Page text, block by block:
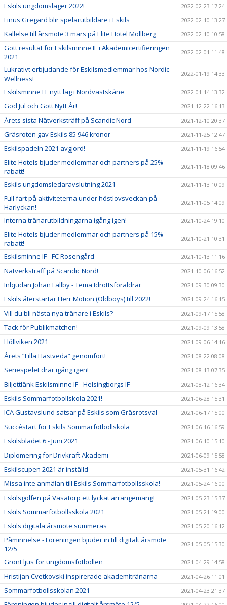
Eskils ungdomsläger 2022! 2022-02-23 17:24
Linus Gregard blir spelarutbildare i Eskils 2022-02-10 13:27
Kallelse till årsmöte 3 mars på Elite Hotel Mollberg 2022-02-10 10:58
Gott resultat för Eskilsminne IF i Akademicertifieringen
2021
2022-02-01 11:48
Lukrativt erbjudande för Eskilsmedlemmar hos Nordic
Wellness!
2022-01-19 14:33
Eskilsminne FF nytt lag i Nordvästskåne 2022-01-14 13:32
God Jul och Gott Nytt År! 2021-12-22 16:13
Årets sista Nätverksträff på Scandic Nord 2021-12-10 20:37
Gräsroten gav Eskils 85 946 kronor 2021-11-25 12:47
Eskilspadeln 2021 avgjord! 2021-11-19 16:54
Elite Hotels bjuder medlemmar och partners på 25%
rabatt!
2021-11-18 09:46
Eskils ungdomsledaravslutning 2021 2021-11-13 10:09
Full fart på aktiviteterna under höstlovsveckan på
Harlyckan!
2021-11-05 14:09
Interna tränarutbildningarna igång igen! 2021-10-24 19:10
Elite Hotels bjuder medlemmar och partners på 15%
rabatt!
2021-10-21 10:31
Eskilsminne IF - FC Rosengård 2021-10-13 11:16
Nätverksträff på Scandic Nord! 2021-10-06 16:52
Inbjudan Johan Fallby - Tema Idrottsföräldrar 2021-09-30 09:30
Eskils återstartar Herr Motion (Oldboys) till 2022! 2021-09-24 16:15
Vill du bli nästa nya tränare i Eskils? 2021-09-17 15:58
Tack för Publikmatchen! 2021-09-09 13:58
Höllviken 2021 2021-09-06 14:16
Årets ”Lilla Hästveda” genomfört! 2021-08-22 08:08
Seriespelet drar igång igen! 2021-08-13 07:35
Biljettlänk Eskilsminne IF - Helsingborgs IF 2021-08-12 16:34
Eskils Sommarfotbollskola 2021! 2021-06-28 15:31
ICA Gustavslund satsar på Eskils som Gräsrotsval 2021-06-17 15:00
Succéstart för Eskils Sommarfotbollskola 2021-06-16 16:59
Eskilsbladet 6 - Juni 2021 2021-06-10 15:10
Diplomering för Drivkraft Akademi 2021-06-09 15:58
Eskilscupen 2021 är inställd 2021-05-31 16:42
Missa inte anmälan till Eskils Sommarfotbollsskola! 2021-05-24 16:00
Eskilsgolfen på Vasatorp ett lyckat arrangemang! 2021-05-23 15:37
Eskils Sommarfotbollsskola 2021 2021-05-21 19:00
Eskils digitala årsmöte summeras 2021-05-20 16:12
Påminnelse - Föreningen bjuder in till digitalt årsmöte
12/5
2021-05-05 15:30
Grönt ljus för ungdomsfotbollen 2021-04-29 14:58
Hristijan Cvetkovski inspirerade akademitränarna 2021-04-26 11:01
Sommarfotbollsskolan 2021 2021-04-23 21:37